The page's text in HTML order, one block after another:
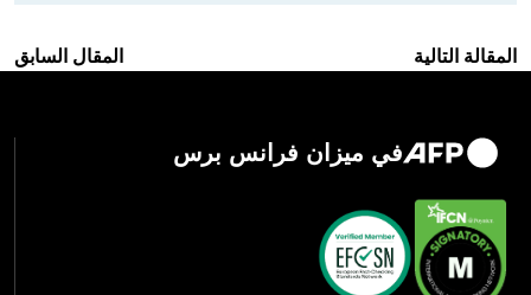
المقالة التالية المقال السابق
في ميزان فرانس برس